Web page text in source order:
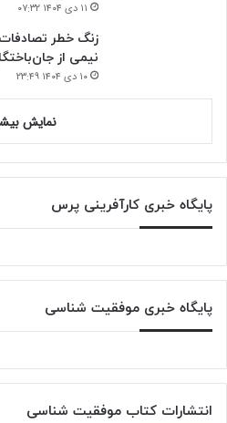
۱۱ دی ۱۴۰۴ ۰۷:۳۲
زنگ خطر تصادفات
نیمی از
۱۰ دی ۱۴۰۴ ۲۳:۴۹
نمایش
پایگاه خبری کارآفرینی پرس
پایگاه خبری موفقیت شناسی
انتشارات کتاب موفقیت شناسی